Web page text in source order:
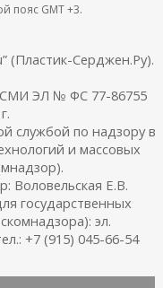
пояс GMT +3.
(Пластик-Серджен.Ру).
СМИ ЭЛ № ФС 77-86755
службой по надзору в
и массовых
Воловельская Е.В.
государственных
эл.
+7 (915) 045-66-54